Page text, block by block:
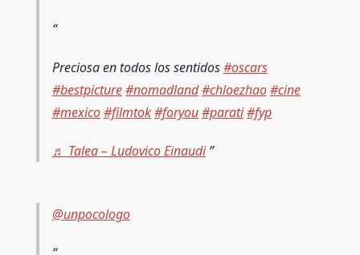
Preciosa en todos los sentidos#oscars
#bestpicture#nomadland#chloezhao#cine
#mexico#filmtok#foryou#parati#fyp
♬ Talea – Ludovico Einaudi
@unpocologo